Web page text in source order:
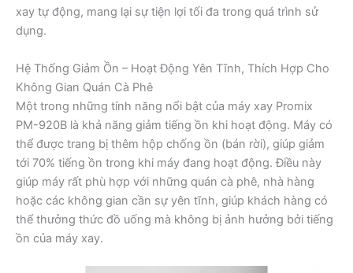
xay tự động, mang lại sự tiện lợi tối đa trong quá trình sử
dụng.
Hệ Thống Giảm Ồn – Hoạt Động Yên Tĩnh, Thích Hợp Cho
Không Gian Quán Cà Phê
Một trong những tính năng nổi bật của máy xay Promix
PM-920B là khả năng giảm tiếng ồn khi hoạt động. Máy có
thể được trang bị thêm hộp chống ồn (bán rời), giúp giảm
tới 70% tiếng ồn trong khi máy đang hoạt động. Điều này
giúp máy rất phù hợp với những quán cà phê, nhà hàng
hoặc các không gian cần sự yên tĩnh, giúp khách hàng có
thể thưởng thức đồ uống mà không bị ảnh hưởng bởi tiếng
ồn của máy xay.